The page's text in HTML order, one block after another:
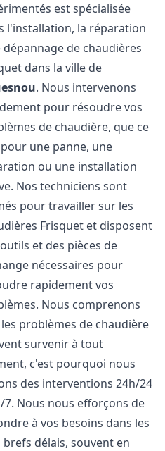
est spécialisée
l'installation, la réparation
dépannage de chaudières
dans la ville de
. Nous intervenons
pour résoudre vos
de chaudière, que ce
une panne, une
ou une installation
Nos techniciens sont
pour travailler sur les
Frisquet et disposent
et des pièces de
nécessaires pour
rapidement vos
Nous comprenons
problèmes de chaudière
survenir à tout
c'est pourquoi nous
des interventions 24h/24
7. Nous nous efforçons de
à vos besoins dans les
brefs délais, souvent en